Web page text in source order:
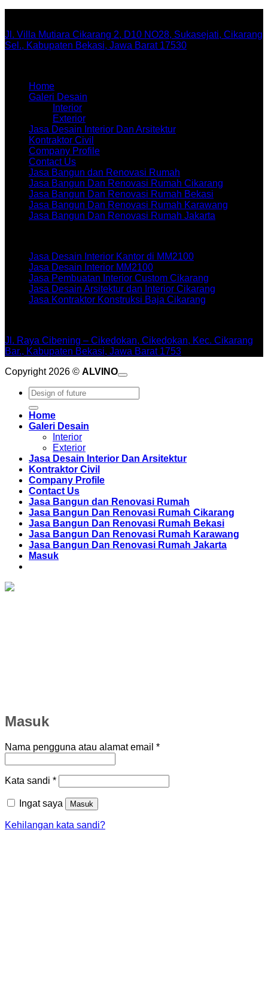
Jl. Villa Mutiara Cikarang 2, D10 NO28, Sukasejati, Cikarang
Sel., Kabupaten Bekasi, Jawa Barat 17530
Home
Galeri Desain
Interior
Exterior
Jasa Desain Interior Dan Arsitektur
Kontraktor Civil
Company Profile
Contact Us
Jasa Bangun dan Renovasi Rumah
Jasa Bangun Dan Renovasi Rumah Cikarang
Jasa Bangun Dan Renovasi Rumah Bekasi
Jasa Bangun Dan Renovasi Rumah Karawang
Jasa Bangun Dan Renovasi Rumah Jakarta
Jasa Desain Interior Kantor di MM2100
Jasa Desain Interior MM2100
Jasa Pembuatan Interior Custom Cikarang
Jasa Desain Arsitektur dan Interior Cikarang
Jasa Kontraktor Konstruksi Baja Cikarang
Jl. Raya Cibening – Cikedokan, Cikedokan, Kec. Cikarang
Bar., Kabupaten Bekasi, Jawa Barat 1753
Copyright 2026 © ALVINO
Pencarian
untuk:
Home
Galeri Desain
Interior
Exterior
Jasa Desain Interior Dan Arsitektur
Kontraktor Civil
Company Profile
Contact Us
Jasa Bangun dan Renovasi Rumah
Jasa Bangun Dan Renovasi Rumah Cikarang
Jasa Bangun Dan Renovasi Rumah Bekasi
Jasa Bangun Dan Renovasi Rumah Karawang
Jasa Bangun Dan Renovasi Rumah Jakarta
Masuk
Masuk
Nama pengguna atau alamat email *Wajib
Kata sandi *Wajib
Ingat saya Masuk
Kehilangan kata sandi?